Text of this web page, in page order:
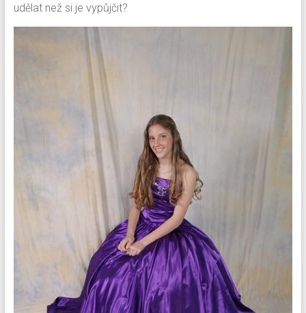
udělat než si je vypůjčit?